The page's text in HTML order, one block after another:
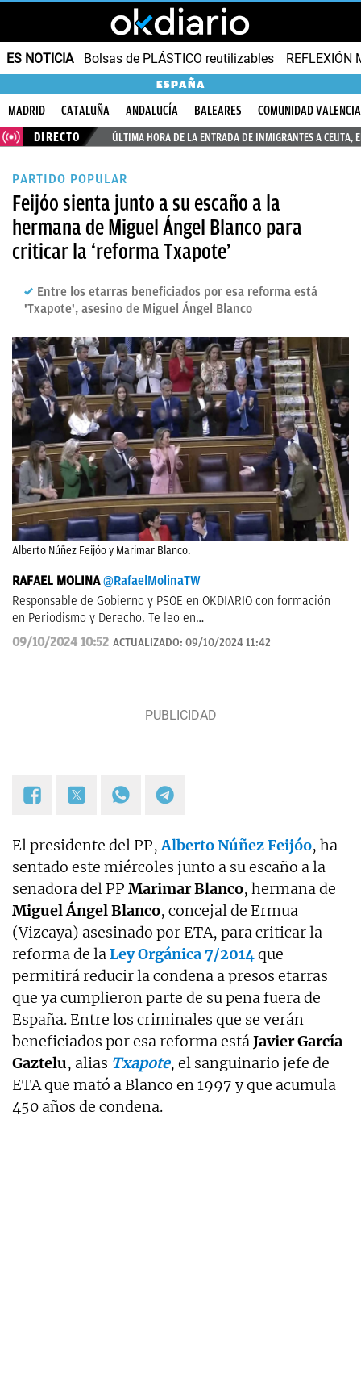
ES NOTICIA Bolsas de PLÁSTICO reutilizables REFLEXIÓN
ESPAÑA
MADRID CATALUÑA ANDALUCÍA BALEARES
COMUNIDAD
DIRECTO
ÚLTIMA HORA DE LA ENTRADA DE INMIGRANTES A CEUTA,
PARTIDO POPULAR
Feijóo sienta junto a su escaño a la
hermana de Miguel Ángel Blanco para
criticar la ‘reforma Txapote’
Entre los etarras beneficiados por esa reforma está
'Txapote', asesino de Miguel Ángel Blanco
Alberto Núñez Feijóo y Marimar Blanco.
RAFAEL MOLINA @RafaelMolinaTW
Responsable de Gobierno y PSOE en OKDIARIO con formación
en Periodismo y Derecho. Te leo en
rafael.molina@okdiario.com
09/10/2024 10:52 ACTUALIZADO: 09/10/2024 11:42
El presidente del PP,Alberto Núñez Feijóo, ha
sentado este miércoles junto a su escaño a la
senadora del PP Marimar Blanco, hermana de
Miguel Ángel Blanco, concejal de Ermua
(Vizcaya) asesinado por ETA, para criticar la
reforma de laLey Orgánica 7/2014que
permitirá reducir la condena a presos etarras
que ya cumplieron parte de su pena fuera de
España. Entre los criminales que se verán
beneficiados por esa reforma estáJavier García
Gaztelu, alias Txapote, el sanguinario jefe de
ETA que mató a Blanco en 1997 y que acumula
450 años de condena.